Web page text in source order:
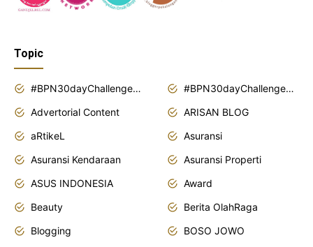
Topic
#BPN30dayChallenge2018
#BPN30dayChallenge2019
Advertorial Content
ARISAN BLOG
aRtikeL
Asuransi
Asuransi Kendaraan
Asuransi Properti
ASUS INDONESIA
Award
Beauty
Berita OlahRaga
Blogging
BOSO JOWO